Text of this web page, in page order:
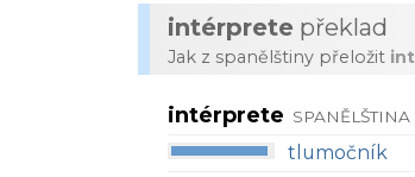
intérprete překlad
Jak z spanělštiny přeložit
intérprete SPANĚLŠTINA
tlumočník